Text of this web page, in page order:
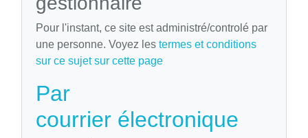
Pour l'instant, ce site est administré/controlé par
une personne. Voyez les termes et conditions
sur ce sujet sur cette page
Par
courrier électronique